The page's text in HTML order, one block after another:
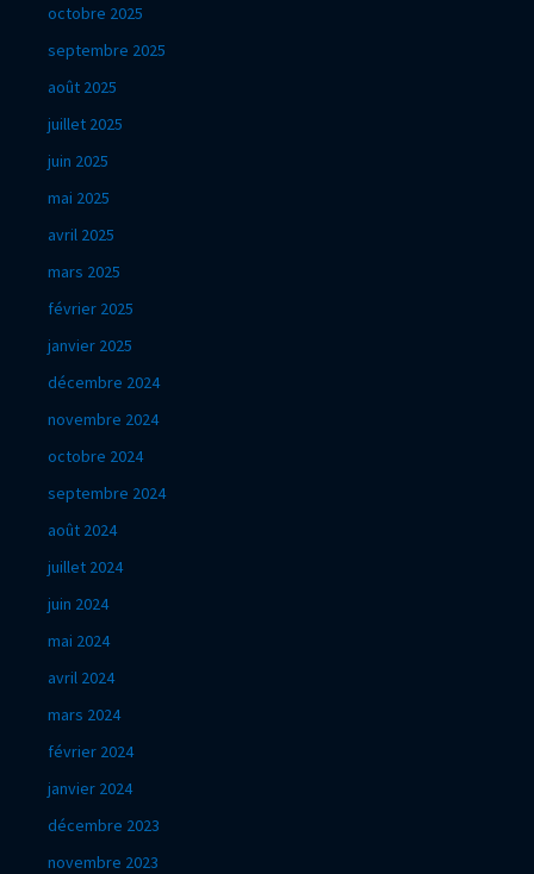
octobre 2025
septembre 2025
août 2025
juillet 2025
juin 2025
mai 2025
avril 2025
mars 2025
février 2025
janvier 2025
décembre 2024
novembre 2024
octobre 2024
septembre 2024
août 2024
juillet 2024
juin 2024
mai 2024
avril 2024
mars 2024
février 2024
janvier 2024
décembre 2023
novembre 2023